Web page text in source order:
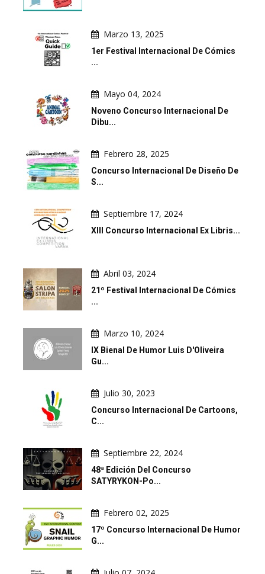
Marzo 13, 2025
1er Festival Internacional De Cómics
...
Mayo 04, 2024
Noveno Concurso Internacional De
Dibu...
Febrero 28, 2025
Concurso Internacional De Diseño De
S...
Septiembre 17, 2024
XIII Concurso Internacional Ex Libris...
Abril 03, 2024
21º Festival Internacional De Cómics
...
Marzo 10, 2024
IX Bienal De Humor Luis D'Oliveira
Gu...
Julio 30, 2023
Concurso Internacional De Cartoons,
C...
Septiembre 22, 2024
48ª Edición Del Concurso
SATYRYKON-Po...
Febrero 02, 2025
17º Concurso Internacional De Humor
G...